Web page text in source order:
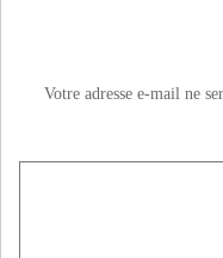
Votre adresse e-mail ne